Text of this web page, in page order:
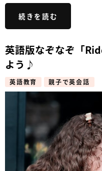
続きを読む
英語版なぞなぞ「
よう♪
英語教育 親子で英会話